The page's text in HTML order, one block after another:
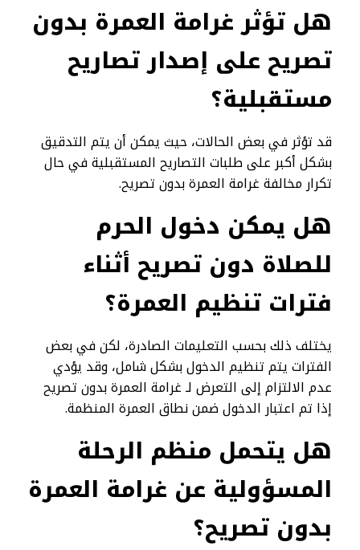
هل تؤثر غرامة العمرة بدون
تصريح على إصدار تصاريح
مستقبلية؟
قد تؤثر في بعض الحالات، حيث يمكن أن يتم التدقيق
بشكل أكبر على طلبات التصاريح المستقبلية في حال
تكرار مخالفة غرامة العمرة بدون تصريح.
هل يمكن دخول الحرم
للصلاة دون تصريح أثناء
فترات تنظيم العمرة؟
يختلف ذلك بحسب التعليمات الصادرة، لكن في بعض
الفترات يتم تنظيم الدخول بشكل شامل، وقد يؤدي
عدم الالتزام إلى التعرض لـ غرامة العمرة بدون تصريح
إذا تم اعتبار الدخول ضمن نطاق العمرة المنظمة.
هل يتحمل منظم الرحلة
المسؤولية عن غرامة العمرة
بدون تصريح؟